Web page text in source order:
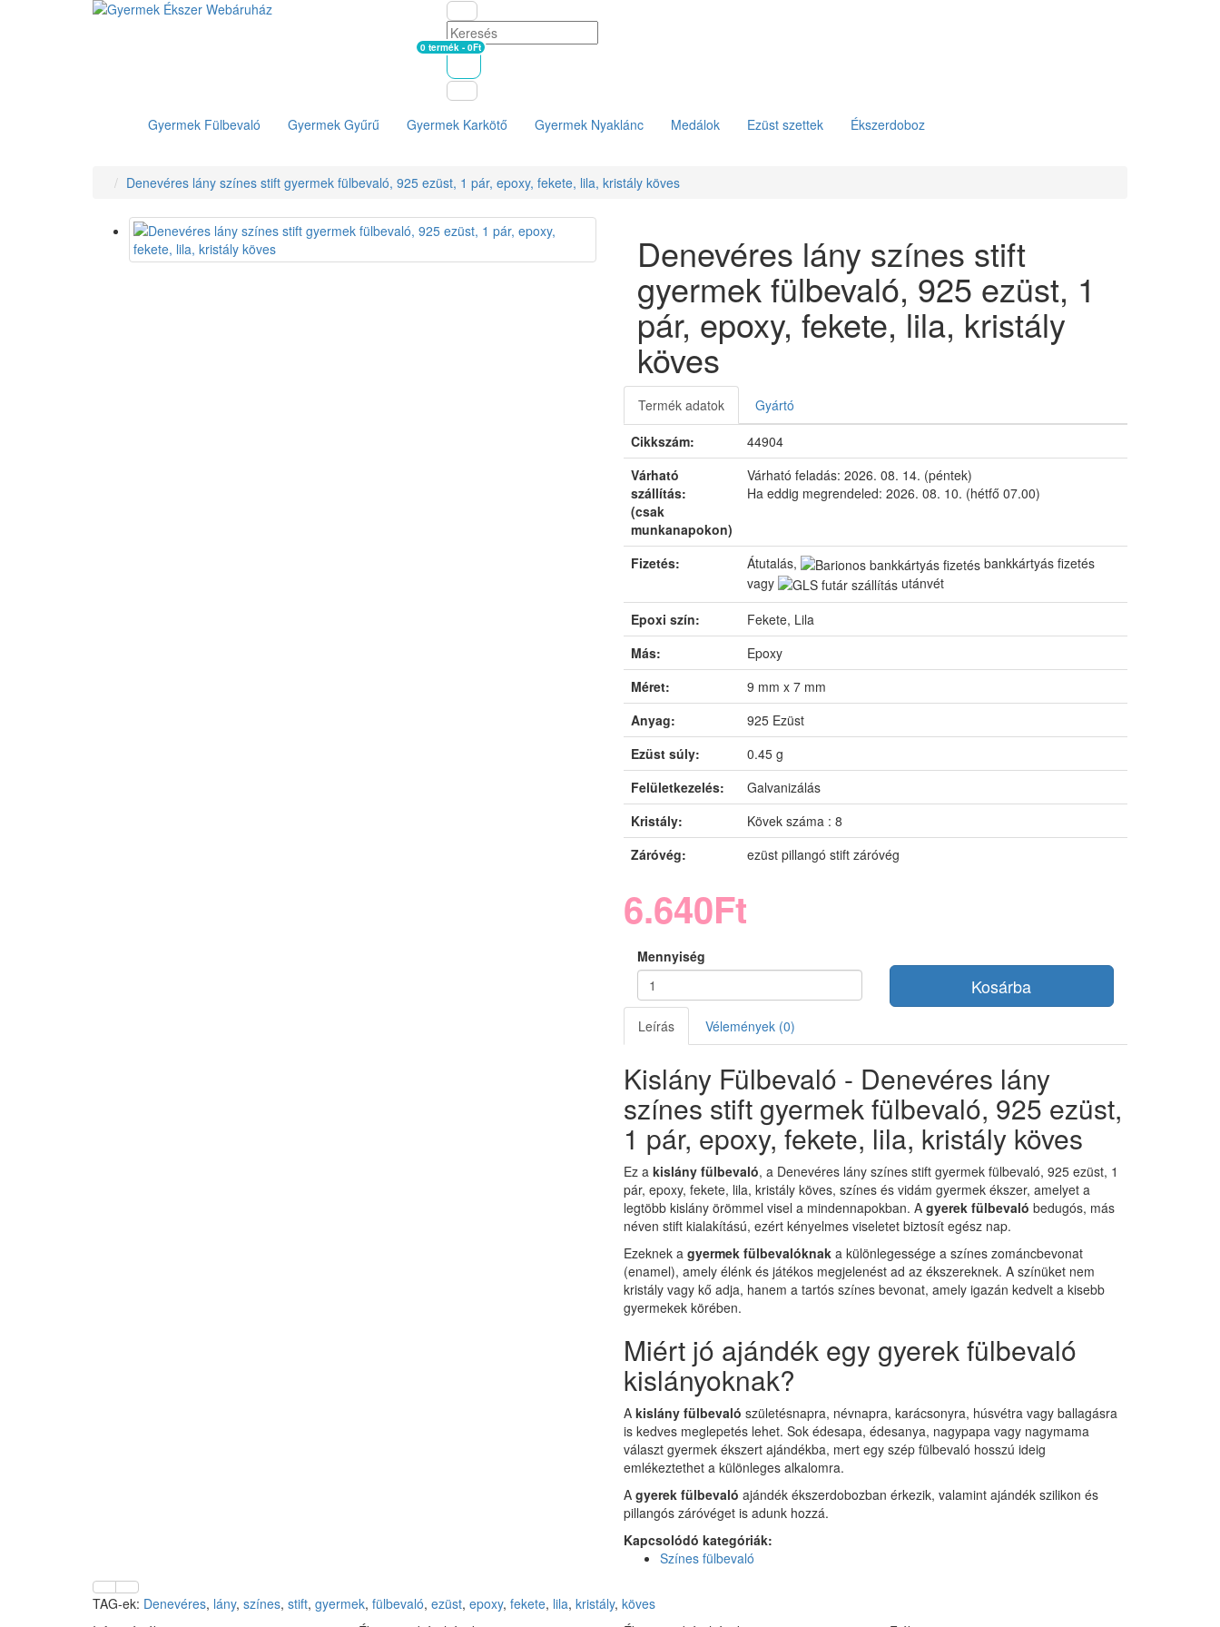
Kosár
0 termék - 0Ft
Gyermek Fülbevaló Gyermek Gyűrű Gyermek Karkötő Gyermek Nyaklánc Medálok Ezüst szettek Ékszerdoboz
Denevéres lány színes stift gyermek fülbevaló, 925 ezüst, 1 pár, epoxy, fekete, lila, kristály köves
Denevéres lány színes stift
gyermek fülbevaló, 925 ezüst, 1
pár, epoxy, fekete, lila, kristály
köves
Termék adatok
Gyártó
Cikkszám:
44904
Várható
szállítás:
(csak
munkanapokon)
Várható feladás: 2026. 08. 14. (péntek)
Ha eddig megrendeled: 2026. 08. 10. (hétfő 07.00)
Fizetés: Átutalás,
bankkártyás fizetés
vagy
utánvét
Epoxi szín:
Fekete, Lila
Más:
Epoxy
Méret:
9 mm x 7 mm
Anyag:
925 Ezüst
Ezüst súly:
0.45 g
Felületkezelés:
Galvanizálás
Kristály:
Kövek száma : 8
Záróvég:
ezüst pillangó stift záróvég
6.640Ft
Mennyiség
Kosárba
Leírás Vélemények (0)
Kislány Fülbevaló - Denevéres lány
színes stift gyermek fülbevaló, 925 ezüst,
1 pár, epoxy, fekete, lila, kristály köves
Ez a kislány fülbevaló, a Denevéres lány színes stift gyermek fülbevaló, 925 ezüst, 1
pár, epoxy, fekete, lila, kristály köves, színes és vidám gyermek ékszer, amelyet a
legtöbb kislány örömmel visel a mindennapokban. A gyerek fülbevaló bedugós, más
néven stift kialakítású, ezért kényelmes viseletet biztosít egész nap.
Ezeknek a gyermek fülbevalóknak a különlegessége a színes zománcbevonat
(enamel), amely élénk és játékos megjelenést ad az ékszereknek. A színüket nem
kristály vagy kő adja, hanem a tartós színes bevonat, amely igazán kedvelt a kisebb
gyermekek körében.
Miért jó ajándék egy gyerek fülbevaló
kislányoknak?
A kislány fülbevaló születésnapra, névnapra, karácsonyra, húsvétra vagy ballagásra
is kedves meglepetés lehet. Sok édesapa, édesanya, nagypapa vagy nagymama
választ gyermek ékszert ajándékba, mert egy szép fülbevaló hosszú ideig
emlékeztethet a különleges alkalomra.
A gyerek fülbevaló ajándék ékszerdobozban érkezik, valamint ajándék szilikon és
pillangós záróvéget is adunk hozzá.
Kapcsolódó kategóriák:
Színes fülbevaló
TAG-ek: Denevéres, lány, színes, stift, gyermek, fülbevaló, ezüst, epoxy, fekete, lila, kristály, köves